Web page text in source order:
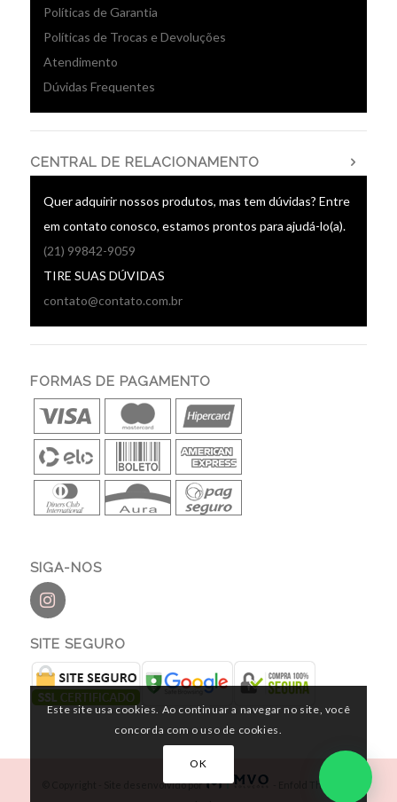
Políticas de Garantia
Políticas de Trocas e Devoluções
Atendimento
Dúvidas Frequentes
CENTRAL DE RELACIONAMENTO
Quer adquirir nossos produtos, mas tem dúvidas? Entre
em contato conosco, estamos prontos para ajudá-lo(a).
(21) 99842-9059
TIRE SUAS DÚVIDAS
contato@contato.com.br
FORMAS DE PAGAMENTO
SIGA-NOS
SITE SEGURO
© Copyright - Site desenvolvido por
Enfold Theme by
Este site usa cookies. Ao continuar a navegar no site, você
concorda com o uso de cookies.
OK